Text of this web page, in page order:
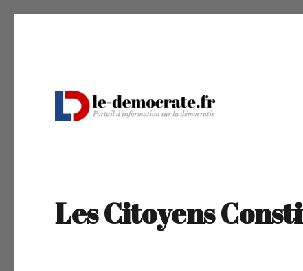
Les Citoyens